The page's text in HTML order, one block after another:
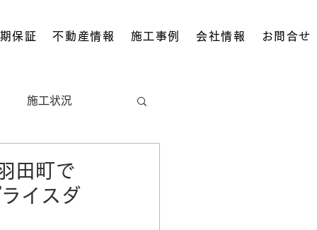
保証 不動産情報 施工事例 会社情報 お問合せ
施工状況
田町で
イスダ